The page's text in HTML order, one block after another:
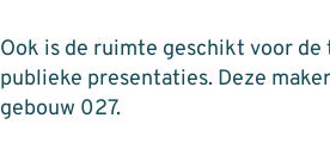
Ook is de ruimte geschikt voor
publieke presentaties. Deze
gebouw 027.